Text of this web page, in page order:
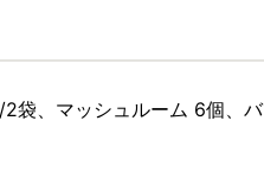
袋、マッシュルーム 6個、バ